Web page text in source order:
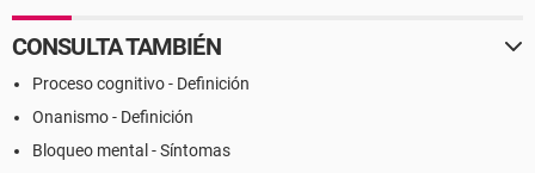
CONSULTA TAMBIÉN
Proceso cognitivo - Definición
Onanismo - Definición
Bloqueo mental - Síntomas